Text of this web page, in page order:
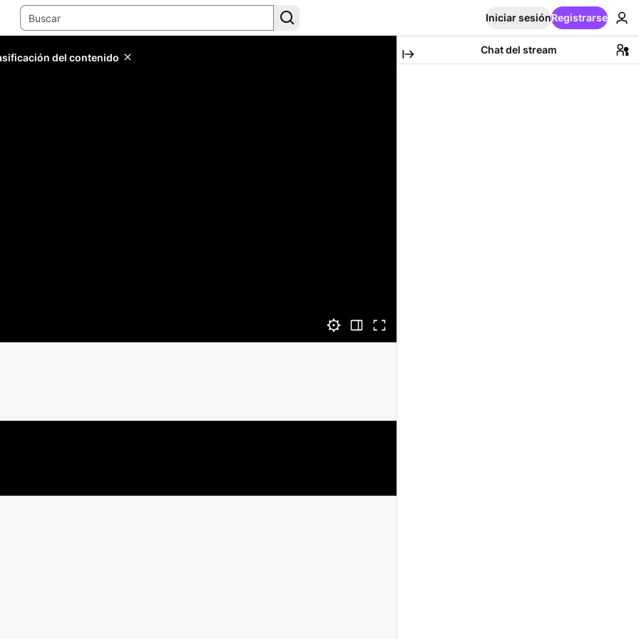
Iniciar sesiónRegistrarse
del contenido
Chat del stream